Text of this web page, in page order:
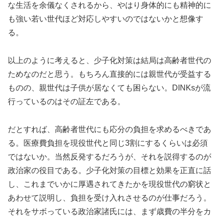
な生活を余儀なくされるから、やはり身体的にも精神的に
も強い若い世代ほど対応しやすいのではないかと想像す
る。
以上のように考えると、少子化対策は結局は高齢者世代の
ためなのだと思う。もちろん直接的には親世代が受益する
ものの、親世代は子供が居なくても困らない。DINKsが流
行っているのはその証左である。
だとすれば、高齢者世代にも応分の負担を求めるべきであ
る。医療費負担を現役世代と同じ3割にするくらいは必須
ではないか。当然反発するだろうが、それを説得するのが
政治家の役目である。少子化対策の目標と効果を正直に話
し、これまでいかに厚遇されてきたかを現役世代の窮状と
あわせて説明し、負担を受け入れさせるのが仕事だろう。
それをサボっている政治家諸氏には、まず歳費の半分をカ